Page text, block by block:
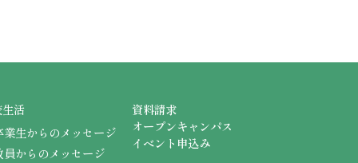
活
業生からのメッセージ
員からのメッセージ
資料請求
オープンキャンパス
イベント申込み